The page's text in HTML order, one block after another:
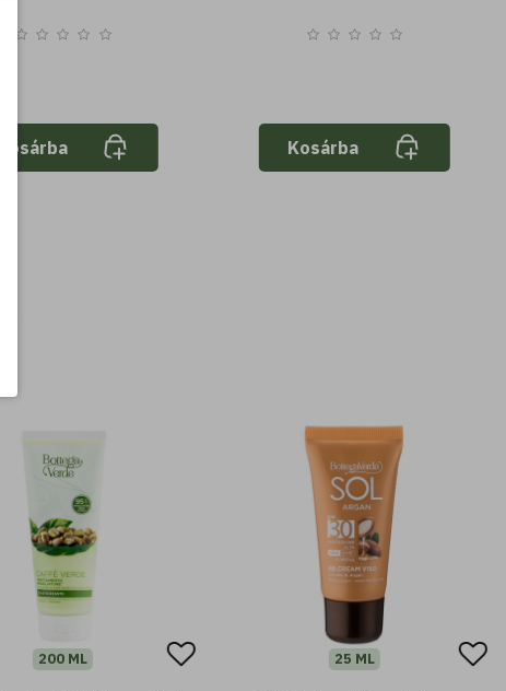
Kosárba Kosárba
200 ML 25 ML